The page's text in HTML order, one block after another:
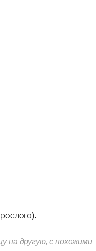
на другую, с похожими